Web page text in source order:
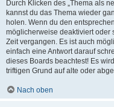
Durch Klicken des „Thema als
kannst du das Thema wieder
holen. Wenn du den
möglicherweise deaktiviert oder
Zeit vergangen. Es ist auch
einfach eine Antwort darauf
dieses Boards beachtest! Es
triftigen Grund auf alte oder
Nach oben